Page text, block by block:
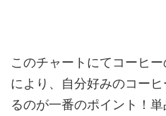
このチャートにてコーヒ
により、自分好みのコー
るのが一番のポイント！